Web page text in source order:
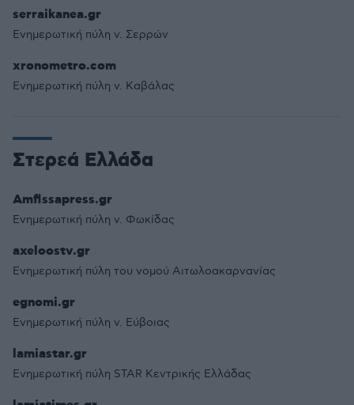
serraikanea.gr
Ενημερωτική πύλη ν. Σερρών
xronometro.com
Ενημερωτική πύλη ν. Καβάλας
Στερεά Ελλάδα
Amfissapress.gr
Ενημερωτική πύλη ν. Φωκίδας
axeloostv.gr
Ενημερωτική πύλη του νομού Αιτωλοακαρνανίας
egnomi.gr
Ενημερωτική πύλη ν. Εύβοιας
lamiastar.gr
Ενημερωτική πύλη STAR Kεντρικής Ελλάδας